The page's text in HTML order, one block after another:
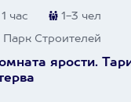
час 1-3 чел
Парк Строителей
ярости.